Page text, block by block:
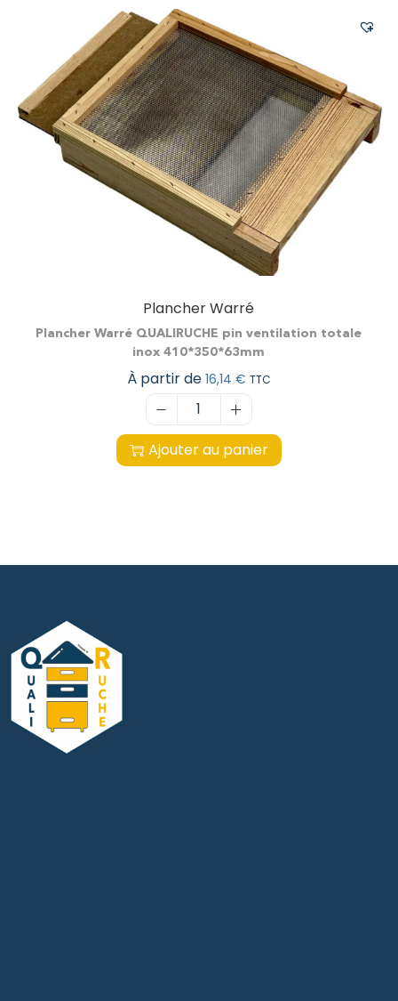
Plancher Warré
Plancher Warré QUALIRUCHE pin ventilation totale
inox 410*350*63mm
À partir de 16,14 € TTC
Ajouter au panier